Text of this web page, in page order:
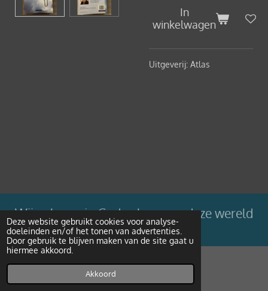
Deze website gebruikt cookies voor analyse-
doeleinden en/of het tonen van advertenties.
Door gebruik te blijven maken van de site gaat u
hiermee akkoord.
Akkoord
In
winkelwagen
Uitgeverij: Atlas
Wij geloven in Gods plan voor deze wereld
Powered byJouwWeb